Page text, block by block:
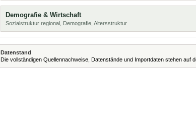
Demografie & Wirtschaft
Sozialstruktur regional, Demografie, Altersstruktur
Datenstand
Die vollständigen Quellennachweise, Datenstände und Importdaten stehen auf